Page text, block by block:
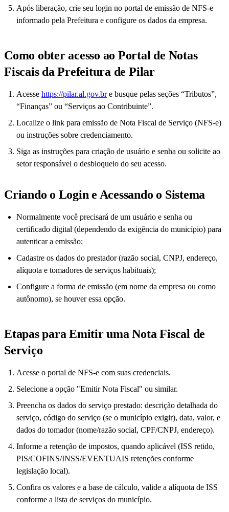
Após liberação, crie seu login no portal de emissão de NFS-e
informado pela Prefeitura e configure os dados da empresa.
Como obter acesso ao Portal de Notas
Fiscais da Prefeitura de Pilar
Acesse https://pilar.al.gov.bre busque pelas seções “Tributos”,
“Finanças” ou “Serviços ao Contribuinte”.
Localize o link para emissão de Nota Fiscal de Serviço (NFS-e)
ou instruções sobre credenciamento.
Siga as instruções para criação de usuário e senha ou solicite ao
setor responsável o desbloqueio do seu acesso.
Criando o Login e Acessando o Sistema
Normalmente você precisará de um usuário e senha ou
certificado digital (dependendo da exigência do município) para
autenticar a emissão;
Cadastre os dados do prestador (razão social, CNPJ, endereço,
alíquota e tomadores de serviços habituais);
Configure a forma de emissão (em nome da empresa ou como
autônomo), se houver essa opção.
Etapas para Emitir uma Nota Fiscal de
Serviço
Acesse o portal de NFS-e com suas credenciais.
Selecione a opção "Emitir Nota Fiscal" ou similar.
Preencha os dados do serviço prestado: descrição detalhada do
serviço, código do serviço (se o município exigir), data, valor, e
dados do tomador (nome/razão social, CPF/CNPJ, endereço).
Informe a retenção de impostos, quando aplicável (ISS retido,
PIS/COFINS/INSS/EVENTUAIS retenções conforme
legislação local).
Confira os valores e a base de cálculo, valide a alíquota de ISS
conforme a lista de serviços do município.